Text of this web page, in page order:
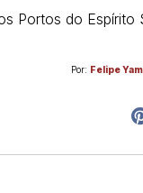
Portos do
Por: Felipe